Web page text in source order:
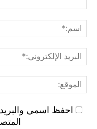
احفظ اسمي